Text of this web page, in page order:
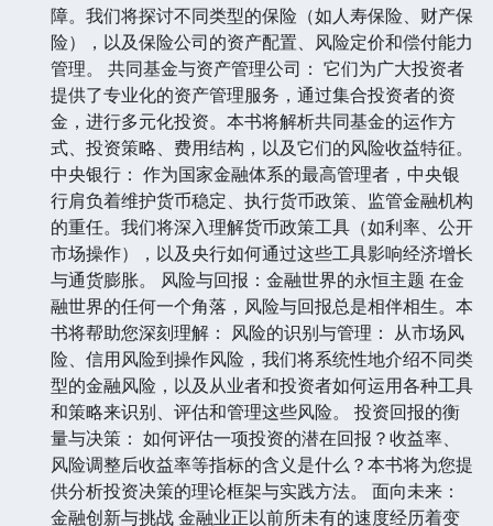
障。我们将探讨不同类型的保险（如人寿保险、财产保
险），以及保险公司的资产配置、风险定价和偿付能力
管理。 共同基金与资产管理公司： 它们为广大投资者
提供了专业化的资产管理服务，通过集合投资者的资
金，进行多元化投资。本书将解析共同基金的运作方
式、投资策略、费用结构，以及它们的风险收益特征。
中央银行： 作为国家金融体系的最高管理者，中央银
行肩负着维护货币稳定、执行货币政策、监管金融机构
的重任。我们将深入理解货币政策工具（如利率、公开
市场操作），以及央行如何通过这些工具影响经济增长
与通货膨胀。 风险与回报：金融世界的永恒主题 在金
融世界的任何一个角落，风险与回报总是相伴相生。本
书将帮助您深刻理解： 风险的识别与管理： 从市场风
险、信用风险到操作风险，我们将系统性地介绍不同类
型的金融风险，以及从业者和投资者如何运用各种工具
和策略来识别、评估和管理这些风险。 投资回报的衡
量与决策： 如何评估一项投资的潜在回报？收益率、
风险调整后收益率等指标的含义是什么？本书将为您提
供分析投资决策的理论框架与实践方法。 面向未来：
金融创新与挑战 金融业正以前所未有的速度经历着变